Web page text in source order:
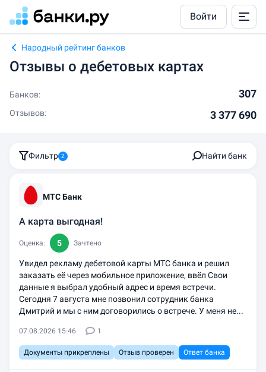
Войти
Народный рейтинг банков
Отзывы о дебетовых картах
Банков: 307
Отзывов: 3 377 690
Фильтр 2 Найти банк
А карта выгодная!
МТС Банк
Оценка: 5 Зачтено
Увидел рекламу дебетовой карты МТС банка и решил
заказать её через мобильное приложение, ввёл Свои
данные я выбрал удобный адрес и время встречи.
Сегодня 7 августа мне позвонил сотрудник банка
Дмитрий и мы с ним договорились о встрече. У меня не...
07.08.2026 15:46 1
Документы прикреплены Отзыв проверен Ответ банка